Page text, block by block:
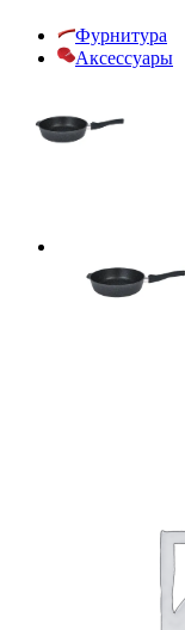
Фурнитура
Аксессуары